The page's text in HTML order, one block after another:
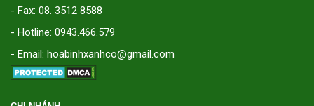
- Fax: 08. 3512 8588
- Hotline: 0943.466.579
- Email: hoabinhxanhco@gmail.com